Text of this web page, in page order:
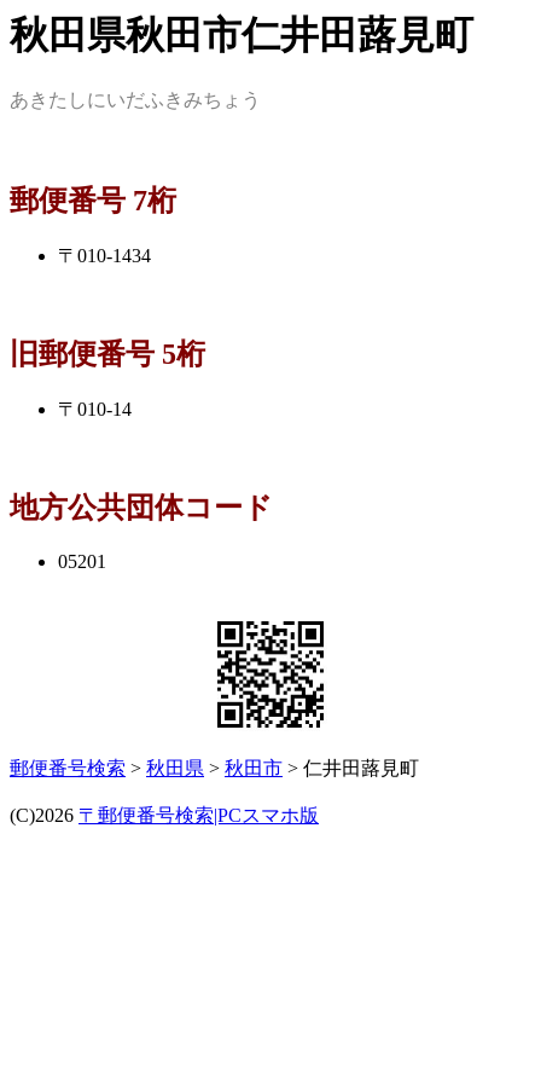
秋田県秋田市仁井田蕗見町
あきたしにいだふきみちょう
郵便番号 7桁
〒010-1434
旧郵便番号 5桁
〒010-14
地方公共団体コード
05201
郵便番号検索 > 秋田県 > 秋田市 > 仁井田蕗見町
(C)2026 〒郵便番号検索|PCスマホ版